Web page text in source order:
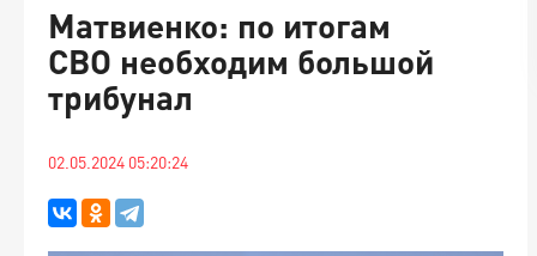
Матвиенко: по итогам
СВО необходим большой
трибунал
02.05.2024 05:20:24